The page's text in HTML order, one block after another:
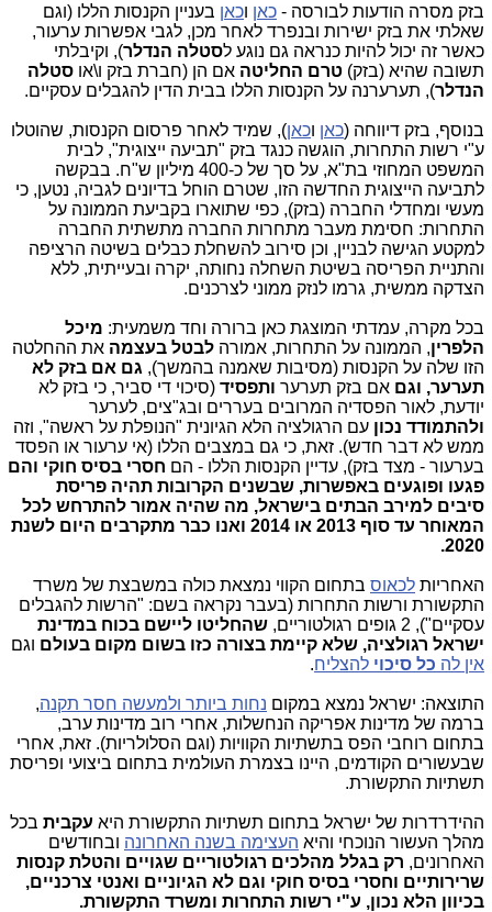
בזק מסרה הודעות לבורסה - כאן וכאן בעניין הקנסות הללו (וגם
שאלתי את בזק ישירות ובנפרד לאחר מכן, לגבי אפשרות ערעור,
כאשר זה יכול להיות כנראה גם נוגע לסטלה הנדלר), וקיבלתי
תשובה שהיא (בזק) טרם החליטה אם הן (חברת בזק ו\או סטלה
הנדלר), תערערנה על הקנסות הללו בבית הדין להגבלים עסקיים.
בנוסף, בזק דיווחה (כאן וכאן), שמיד לאחר פרסום הקנסות, שהוטלו
ע"י רשות התחרות, הוגשה כנגד בזק "תביעה ייצוגית", לבית
המשפט המחוזי בת"א, על סך של כ-400 מיליון ש"ח. בבקשה
לתביעה הייצוגית החדשה הזו, שטרם הוחל בדיונים לגביה, נטען, כי
מעשי ומחדלי החברה (בזק), כפי שתוארו בקביעת הממונה על
התחרות: חסימת מעבר מתחרות החברה מתשתית החברה
למקטע הגישה לבניין, וכן סירוב להשחלת כבלים בשיטה הרציפה
והתניית הפריסה בשיטת השחלה נחותה, יקרה ובעייתית, ללא
הצדקה ממשית, גרמו לנזק ממוני לצרכנים.
בכל מקרה, עמדתי המוצגת כאן ברורה וחד משמעית: מיכל
הלפרין, הממונה על התחרות, אמורה לבטל בעצמה את ההחלטה
הזו שלה על הקנסות (מסיבות שאמנה בהמשך), גם אם בזק לא
תערער, וגם אם בזק תערער ותפסיד (סיכוי די סביר, כי בזק לא
יודעת, לאור הפסדיה המרובים בעררים ובג"צים, לערער
ולהתמודד נכון עם הרגולציה הלא הגיונית "הנופלת על ראשה", וזה
ממש לא דבר חדש). זאת, כי גם במצבים הללו (אי ערעור או הפסד
בערעור - מצד בזק), עדיין הקנסות הללו - הם חסרי בסיס חוקי והם
פגעו ופוגעים באפשרות, שבשנים הקרובות תהיה פריסת
סיבים למירב הבתים בישראל, מה שהיה אמור להתרחש לכל
המאוחר עד סוף 2013 או 2014 ואנו כבר מתקרבים היום לשנת
2020.
האחריות לכאוס בתחום הקווי נמצאת כולה במשבצת של משרד
התקשורת ורשות התחרות (בעבר נקראה בשם: "הרשות להגבלים
עסקיים"), 2 גופים רגולטוריים,
שהחליטו ליישם בכוח במדינת
ישראל רגולציה, שלא קיימת בצורה כזו בשום מקום בעולם וגם
אין לה כל סיכוי להצליח.
התוצאה: ישראל נמצא במקום נחות ביותר ולמעשה חסר תקנה,
ברמה של מדינות אפריקה הנחשלות, אחרי רוב מדינות ערב,
בתחום רוחבי הפס בתשתיות הקוויות (וגם הסלולריות). זאת, אחרי
שבעשורים הקודמים, היינו בצמרת העולמית בתחום ביצועי ופריסת
תשתיות התקשורת.
ההידרדרות של ישראל בתחום תשתיות התקשורת היא עקבית בכל
מהלך העשור הנוכחי והיא העצימה בשנה האחרונה ובחודשים
האחרונים, רק בגלל מהלכים רגולטוריים שגויים והטלת קנסות
שרירותיים וחסרי בסיס חוקי וגם לא הגיוניים ואנטי צרכניים,
בכיוון הלא נכון, ע"י רשות התחרות ומשרד התקשורת.